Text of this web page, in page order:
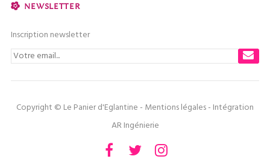
NEWSLETTER
Inscription newsletter
Copyright © Le Panier d'Eglantine - Mentions légales- Intégration
AR Ingénierie
FacebookTwitter